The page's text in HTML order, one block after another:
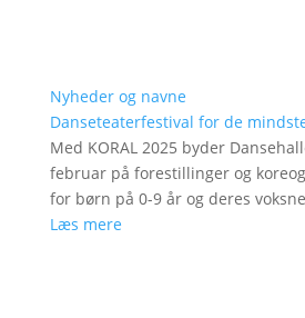
Nyheder og navne
Danseteaterfestival for de
Med KORAL 2025 byder
februar på forestillinger og
for børn på 0-9 år og deres voksne
Læs mere